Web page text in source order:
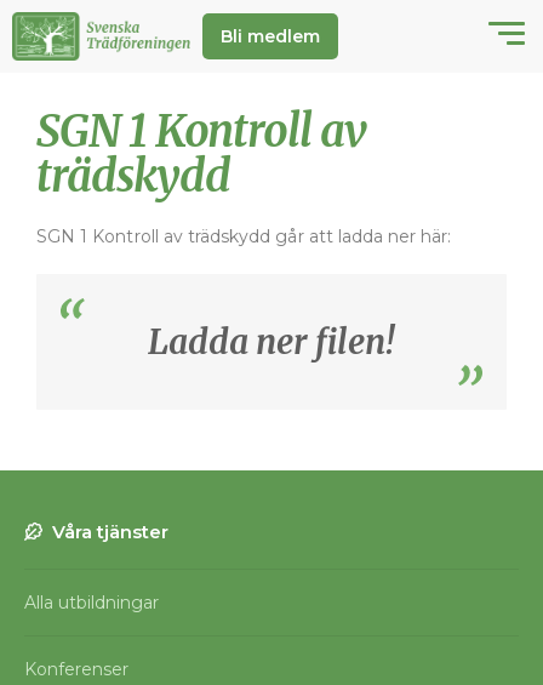
Bli medlem
SGN 1 Kontroll av
trädskydd
SGN 1 Kontroll av trädskydd går att ladda ner här:
Ladda ner filen!
Våra tjänster
Alla utbildningar
Konferenser